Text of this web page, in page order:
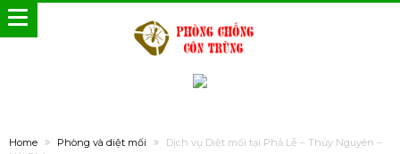
Home Phòng và diệt mối
Dịch vụ Diệt mối tại Phả Lễ – Thủy Nguyên –